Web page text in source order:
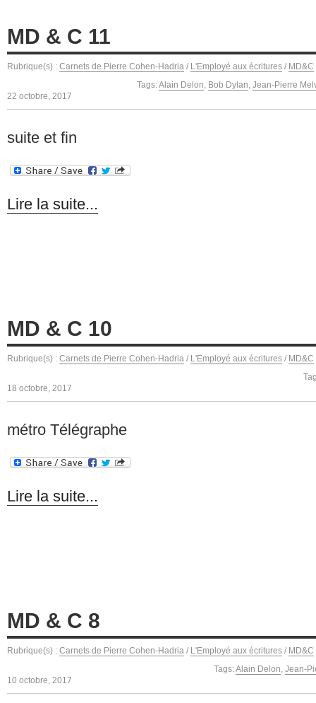
MD & C 11
Rubrique(s) : Carnets de Pierre Cohen-Hadria / L'Employé aux écritures / MD&C
Tags:Alain Delon, Bob Dylan, Jean-Pierre
22 octobre, 2017
suite et fin
Lire la suite...
MD & C 10
Rubrique(s) : Carnets de Pierre Cohen-Hadria / L'Employé aux écritures / MD&C
18 octobre, 2017
métro Télégraphe
Lire la suite...
MD & C 8
Rubrique(s) : Carnets de Pierre Cohen-Hadria / L'Employé aux écritures / MD&C
Tags:Alain Delon, Jean-
10 octobre, 2017